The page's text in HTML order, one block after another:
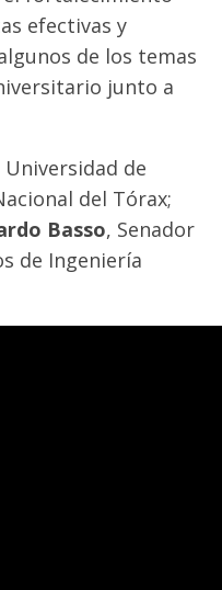
efectivas y
de los temas
junto a
de
del Tórax;
Basso, Senador
de Ingeniería